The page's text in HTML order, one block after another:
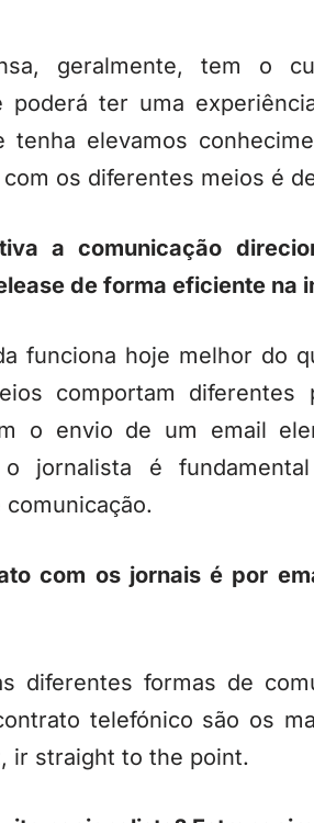
geralmente, tem o
poderá ter uma
tenha elevamos
os diferentes meios é
a comunicação
de forma eficiente na
funciona hoje melhor do
comportam
o envio de um email
jornalista é
com os jornais é por
diferentes formas de
telefónico são os
ir straight to the point.